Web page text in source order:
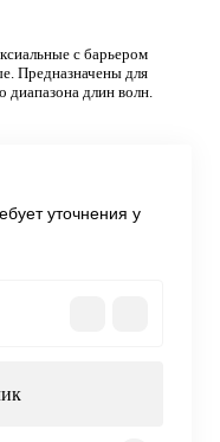
с барьером
Предназначены для
диапазона длин волн.
уточнения у